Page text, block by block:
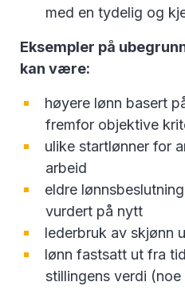
med en tydelig og
Eksempler på
kan være:
høyere lønn basert
fremfor objektive
ulike startlønner for
arbeid
eldre
vurdert på nytt
lederbruk av skjønn
lønn fastsatt ut fra
stillingens verdi